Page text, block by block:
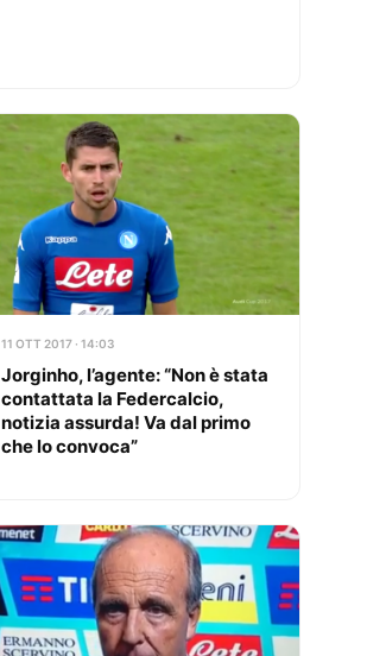
11 OTT 2017 · 14:03
Jorginho, l’agente: “Non è stata
contattata la Federcalcio,
notizia assurda! Va dal primo
che lo convoca”